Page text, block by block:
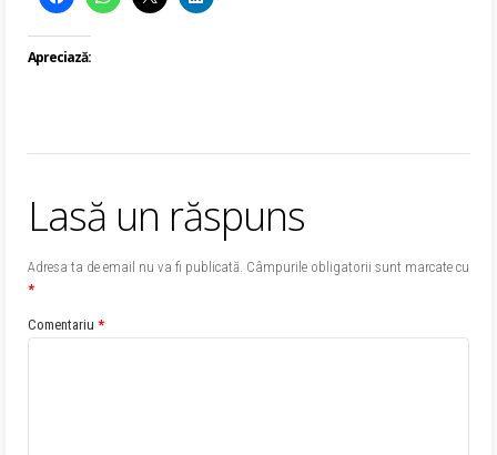
Apreciază:
Lasă un răspuns
Adresa ta de email nu va fi publicată. Câmpurile obligatorii sunt marcate cu
*
Comentariu *